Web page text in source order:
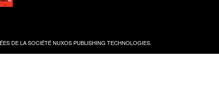
DE LA SOCIÉTÉNUXOS PUBLISHING TECHNOLOGIES.